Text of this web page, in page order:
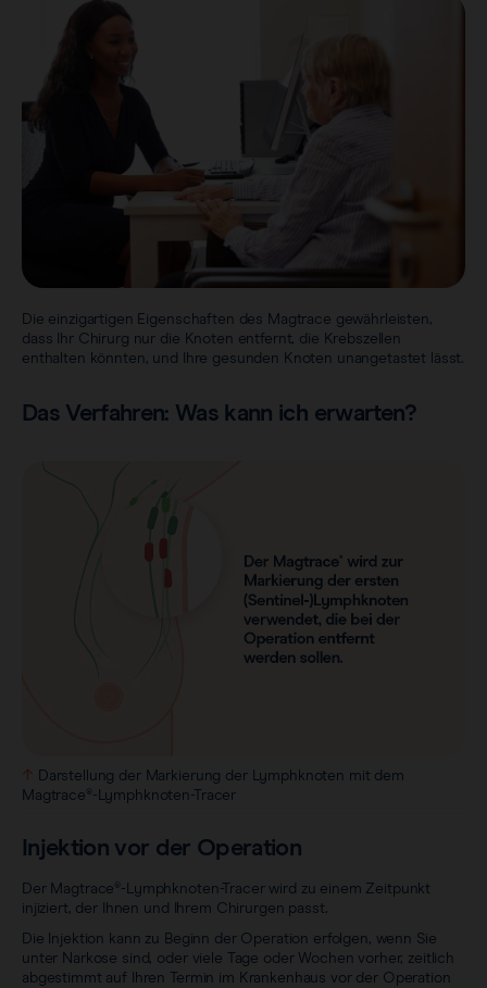
Die einzigartigen Eigenschaften des Magtrace gewährleisten,
dass Ihr Chirurg nur die Knoten entfernt, die Krebszellen
enthalten könnten, und Ihre gesunden Knoten unangetastet lässt.
Das Verfahren: Was kann ich erwarten?
Darstellung der Markierung der Lymphknoten mit dem
Magtrace®-Lymphknoten-Tracer
Injektion vor der Operation
Der Magtrace®-Lymphknoten-Tracer wird zu einem Zeitpunkt
injiziert, der Ihnen und Ihrem Chirurgen passt.
Die Injektion kann zu Beginn der Operation erfolgen, wenn Sie
unter Narkose sind, oder viele Tage oder Wochen vorher, zeitlich
abgestimmt auf Ihren Termin im Krankenhaus vor der Operation